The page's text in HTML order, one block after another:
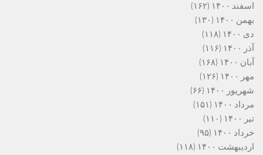
اسفند ۱۴۰۰
(۱۶۲)
بهمن ۱۴۰۰
(۱۳۰)
دی ۱۴۰۰
(۱۱۸)
آذر ۱۴۰۰
(۱۱۶)
آبان ۱۴۰۰
(۱۶۸)
مهر ۱۴۰۰
(۱۲۶)
شهریور ۱۴۰۰
(۶۶)
مرداد ۱۴۰۰
(۱۵۱)
تیر ۱۴۰۰
(۱۱۰)
خرداد ۱۴۰۰
(۹۵)
اردیبهشت ۱۴۰۰
(۱۱۸)